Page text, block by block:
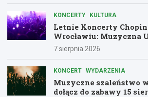
KONCERTY KULTURA
Letnie Koncerty
Wrocławiu: Muzyczna
Południowym!
7 sierpnia 2026
KONCERT WYDARZENIA
Muzyczne szaleństwo
dołącz do zabawy 15